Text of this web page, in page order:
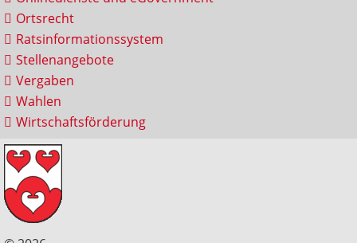
Ortsrecht
Ratsinformationssystem
Stellenangebote
Vergaben
Wahlen
Wirtschaftsförderung